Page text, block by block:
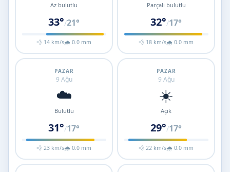
Az bulutlu
33°/21°
💨 14 km/s🌧 0.0 mm
Parçalı bulutlu
32°/17°
💨 18 km/s🌧 0.0 mm
PAZAR
9 Ağu
☁️
Bulutlu
31°/17°
💨 23 km/s🌧 0.0 mm
PAZAR
9 Ağu
☀️
Açık
29°/17°
💨 22 km/s🌧 0.0 mm